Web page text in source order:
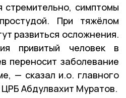
стремительно, симптомы
При тяжёлом
развиться осложнения.
привитый человек в
переносит заболевание
— сказал и.о. главного
Абдулвахит Муратов.